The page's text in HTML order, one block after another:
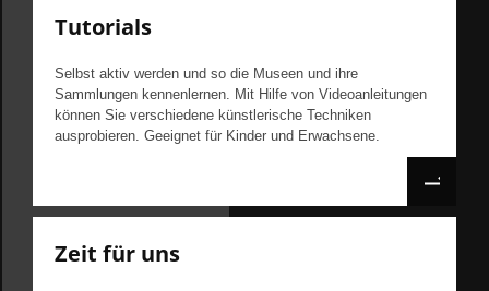
Tutorials
Selbst aktiv werden und so die Museen und ihre
Sammlungen kennenlernen. Mit Hilfe von Videoanleitungen
können Sie verschiedene künstlerische Techniken
ausprobieren. Geeignet für Kinder und Erwachsene.
Zeit für uns